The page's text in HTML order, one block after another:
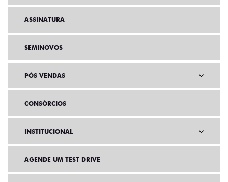
ASSINATURA
SEMINOVOS
PÓS VENDAS
CONSÓRCIOS
INSTITUCIONAL
AGENDE UM TEST DRIVE